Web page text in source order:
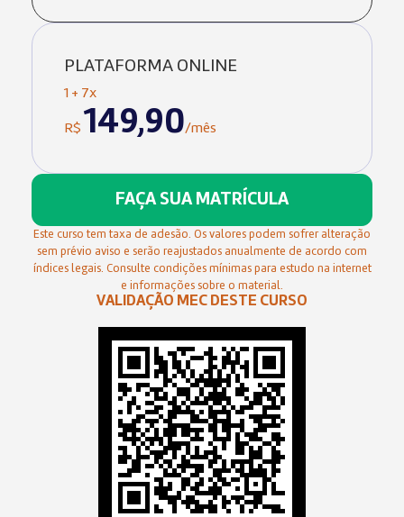
PLATAFORMA ONLINE
1 + 7x
R$ 149,90/mês
FAÇA SUA MATRÍCULA
Este curso tem taxa de adesão. Os valores podem sofrer alteração
sem prévio aviso e serão reajustados anualmente de acordo com
índices legais. Consulte condições mínimas para estudo na internet
e informações sobre o material.
VALIDAÇÃO MEC DESTE CURSO